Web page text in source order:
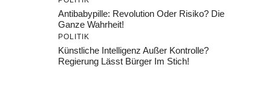
Antibabypille: Revolution Oder Risiko? Die
Ganze Wahrheit!
POLITIK
Künstliche Intelligenz Außer Kontrolle?
Regierung Lässt Bürger Im Stich!